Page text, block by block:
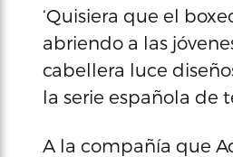
‘Quisiera que el
abriendo a las
cabellera luce
la serie española de
A la compañía que